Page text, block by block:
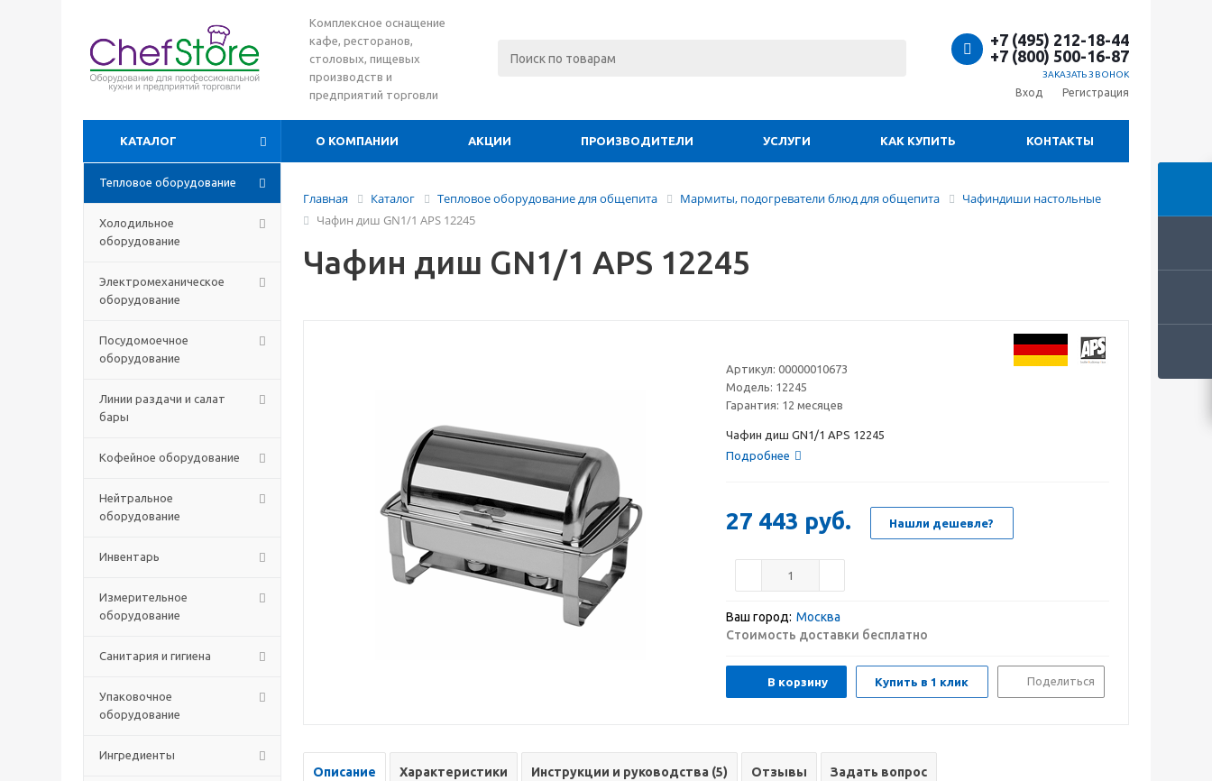
Комплексное оснащение
кафе, ресторанов,
столовых, пищевых
производств и
предприятий торговли
+7 (495) 212-18-44
+7 (800) 500-16-87
ЗАКАЗАТЬ ЗВОНОК
Вход Регистрация
КАТАЛОГ О КОМПАНИИ АКЦИИ ПРОИЗВОДИТЕЛИ УСЛУГИ КАК КУПИТЬ КОНТАКТЫ
Тепловое оборудование
Холодильное
оборудование
Электромеханическое
оборудование
Посудомоечное
оборудование
Линии раздачи и салат
бары
Кофейное оборудование
Нейтральное
оборудование
Инвентарь
Измерительное
оборудование
Санитария и гигиена
Упаковочное
оборудование
Ингредиенты
Главная Каталог Тепловое оборудование для общепита Мармиты, подогреватели блюд для общепита
Чафиндиши настольные
Чафин диш GN1/1 APS 12245
Чафин диш GN1/1 APS 12245
Артикул: 00000010673
Модель: 12245
Гарантия: 12 месяцев
Чафин диш GN1/1 APS 12245
Подробнее
27 443 руб. Нашли дешевле?
Ваш город: Москва
Стоимость доставки бесплатно
В корзину Купить в 1 клик Поделиться
Описание Характеристики Инструкции и руководства (5) Отзывы Задать вопрос